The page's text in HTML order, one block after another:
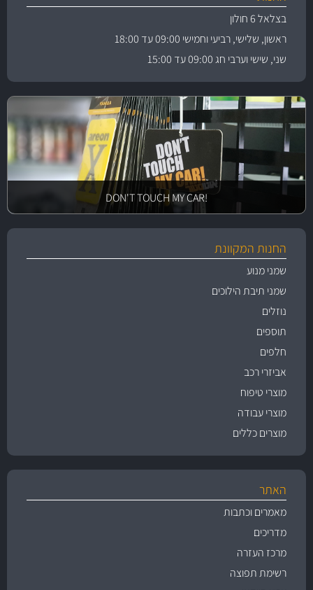
בצלאל 6 חולון
ראשון, שלישי, רביעי וחמישי 09:00 עד 18:00
שני, שישי וערבי חג 09:00 עד 15:00
!DON'T TOUCH MY CAR
החנות המקוונת
שמני מנוע
שמני תיבת הילוכים
נוזלים
תוספים
חלפים
אביזרי רכב
מוצרי טיפוח
מוצרי עבודה
מוצרים כללים
האתר
מאמרים וכתבות
מדריכים
מרכז העזרה
רשימת תפוצה